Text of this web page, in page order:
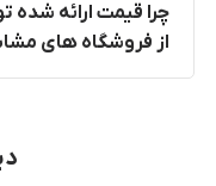
چرا قیمت ارائه شده
از فروشگاه های